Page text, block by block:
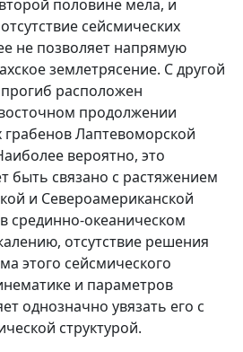
половине мела, и
сейсмических
не позволяет напрямую
землетрясение. С другой
расположен
продолжении
грабенов Лаптевоморской
вероятно, это
быть связано с растяжением
и Североамериканской
срединно-океаническом
отсутствие решения
этого сейсмического
и параметров
однозначно увязать его с
структурой.